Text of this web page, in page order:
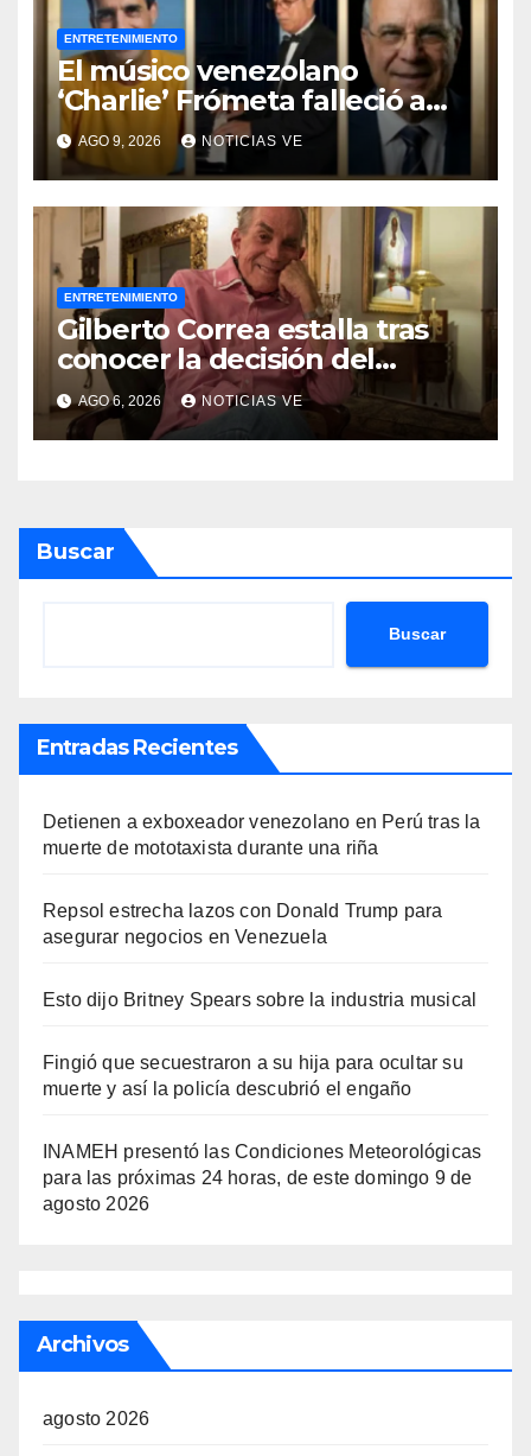
ENTRETENIMIENTO
El músico venezolano
‘Charlie’ Frómeta falleció a
sus 82 años
AGO 9, 2026 NOTICIAS VE
ENTRETENIMIENTO
Gilberto Correa estalla tras
conocer la decisión del
tribunal en su caso
AGO 6, 2026 NOTICIAS VE
Buscar
Buscar
Entradas Recientes
Detienen a exboxeador venezolano en Perú tras la
muerte de mototaxista durante una riña
Repsol estrecha lazos con Donald Trump para
asegurar negocios en Venezuela
Esto dijo Britney Spears sobre la industria musical
Fingió que secuestraron a su hija para ocultar su
muerte y así la policía descubrió el engaño
INAMEH presentó las Condiciones Meteorológicas
para las próximas 24 horas, de este domingo 9 de
agosto 2026
Archivos
agosto 2026